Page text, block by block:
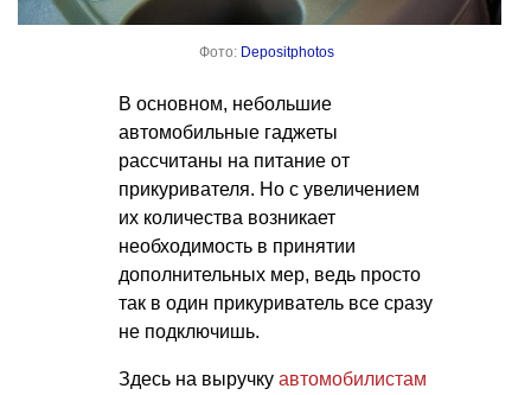
Фото: Depositphotos
В основном, небольшие
автомобильные гаджеты
рассчитаны на питание от
прикуривателя. Но с увеличением
их количества возникает
необходимость в принятии
дополнительных мер, ведь просто
так в один прикуриватель все сразу
не подключишь.
Здесь на выручку автомобилистам